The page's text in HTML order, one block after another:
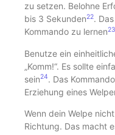
zu setzen. Belohne
bis 3 Sekunden22.
Kommando zu lernen23
Benutze ein
„Komm!“. Es sollte
sein24. Das
Erziehung eines
Wenn dein Welpe
Richtung. Das macht